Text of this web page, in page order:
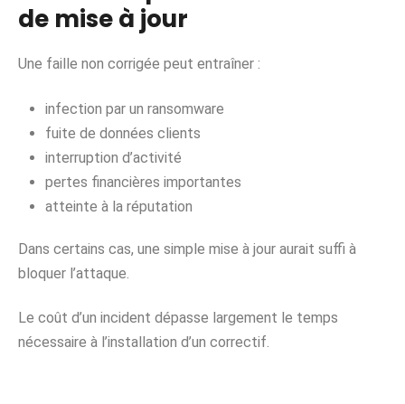
de mise à jour
Une faille non corrigée peut entraîner :
infection par un ransomware
fuite de données clients
interruption d’activité
pertes financières importantes
atteinte à la réputation
Dans certains cas, une simple mise à jour aurait suffi à
bloquer l’attaque.
Le coût d’un incident dépasse largement le temps
nécessaire à l’installation d’un correctif.